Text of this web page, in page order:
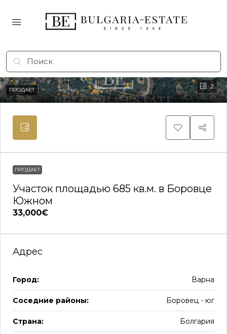
2
ПРОДАЕТ
ПРОДАЕТ
Участок площадью 685 кв.м. в Боровце
Южном
33,000€
Адрес
Город: Варна
Соседние районы: Боровец - юг
Страна: Болгария